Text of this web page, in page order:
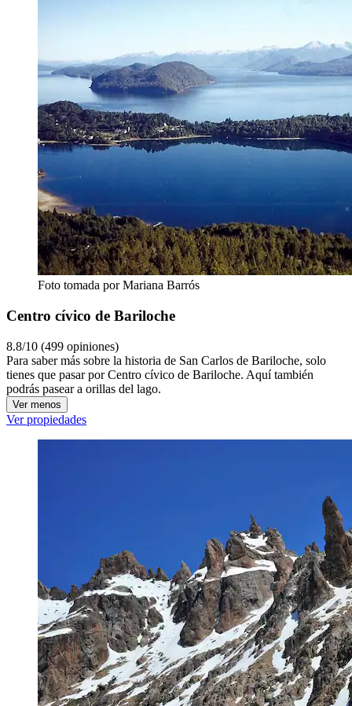
Foto tomada por Mariana Barrós
Centro cívico de Bariloche
8.8/10 (499 opiniones)
Para saber más sobre la historia de San Carlos de Bariloche, solo
tienes que pasar por Centro cívico de Bariloche. Aquí también
podrás pasear a orillas del lago.
Ver menos
Ver propiedades